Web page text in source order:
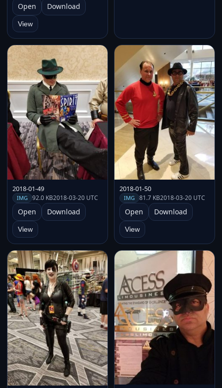
Open Download
View
2018-01-49
IMG 92.0 KB2018-03-20 UTC
Open Download
View
2018-01-50
IMG 81.7 KB2018-03-20 UTC
Open Download
View